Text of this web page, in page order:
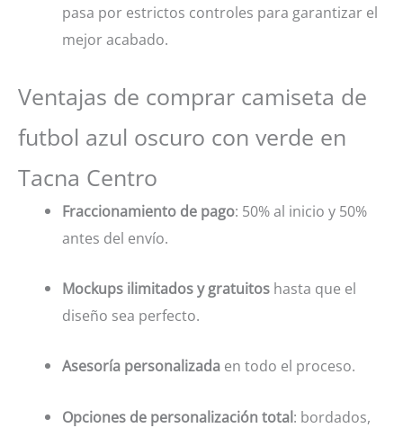
pasa por estrictos controles para garantizar el
mejor acabado.
Ventajas de comprar camiseta de
futbol azul oscuro con verde en
Tacna Centro
Fraccionamiento de pago: 50% al inicio y 50%
antes del envío.
Mockups ilimitados y gratuitos hasta que el
diseño sea perfecto.
Asesoría personalizada en todo el proceso.
Opciones de personalización total: bordados,